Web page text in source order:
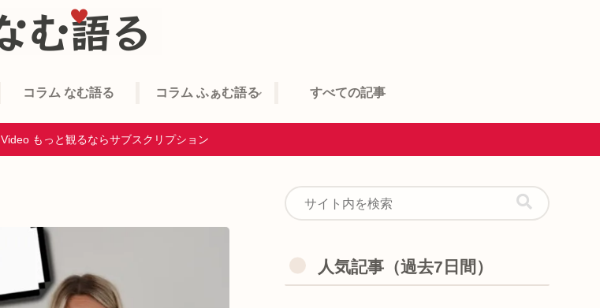
コラム なむ語る コラム ふぁむ語る すべての記事
Video もっと観るならサブスクリプション
人気記事（過去7日間）